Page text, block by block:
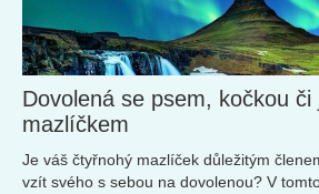
Dovolená se psem, kočkou či
mazlíčkem
Je váš čtyřnohý mazlíček důležitým
vzít svého s sebou na dovolenou? V